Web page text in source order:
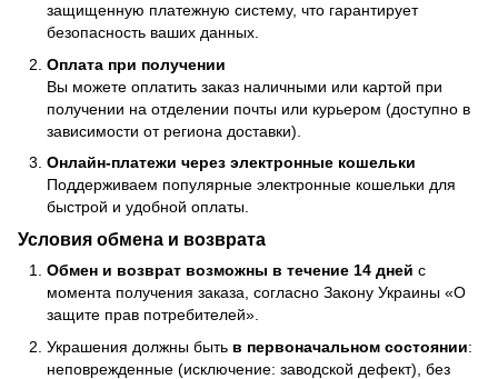
защищенную платежную систему, что гарантирует
безопасность ваших данных.
Оплата при получении
Вы можете оплатить заказ наличными или картой при
получении на отделении почты или курьером (доступно в
зависимости от региона доставки).
Онлайн-платежи через электронные кошельки
Поддерживаем популярные электронные кошельки для
быстрой и удобной оплаты.
Условия обмена и возврата
Обмен и возврат возможны в течение 14 дней с
момента получения заказа, согласно Закону Украины «О
защите прав потребителей».
Украшения должны быть в первоначальном состоянии:
неповрежденные (исключение: заводской дефект), без